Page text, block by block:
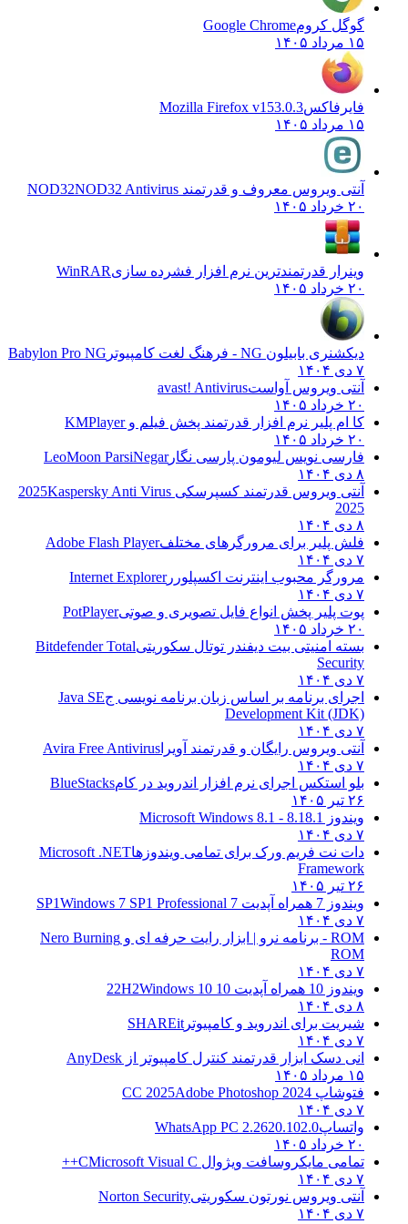
گوگل کروم Google Chrome
فایرفاکسMozilla Firefox v153.0.3
آنتی ویروس معروف و قدرتمند NOD32 NOD32 Antivirus
وینرار قدرتمندترین نرم افزار فشرده سازیWinRAR
دیکشنری بابیلون NG - فرهنگ لغت کامپیوتر
Babylon Pro NG
آنتی ویروس آواستavast! Antivirus
کا ام پلیر نرم افزار قدرتمند پخش فیلم وKMPlayer
فارسی نویس لیومون پارسی نگار LeoMoon ParsiNegar
آنتی ویروس قدرتمند کسپرسکی 2025Kaspersky Anti Virus
فلش پلیر برای مرورگرهای مختلفAdobe Flash Player
مرورگر محبوب اینترنت اکسپلوررInternet Explorer
پوت پلیر پخش انواع فایل تصویری و صوتیPotPlayer
بسته امنیتی بیت دیفندر توتال سکوریتیBitdefender Total
Security
اجرای برنامه بر اساس زبان برنامه نویسی جJava SE
Development Kit (JDK)
آنتی ویروس رایگان و قدرتمند آویراAvira Free Antivirus
بلو استکس اجرای نرم افزار اندروید در کامBlueStacks
ویندوز 8.18.1 - Microsoft Windows 8.1
دات نت فریم ورک برای تمامی ویندوزهاMicrosoft .NET
Framework
ویندوز 7 همراه آپدیت 7 SP1
Windows 7 SP1 Professional
ROM - برنامه نرو | ابزار رایت حرفه ای و
Nero Burning
ROM
ویندوز 10 همراه آپدیت 10 22H2
Windows 10
شیریت برای اندروید و کامپیوترSHAREit
انی دسک ابزار قدرتمند کنترل کامپیوتر ازAnyDesk
فتوشاپ CC 2025Adobe Photoshop 2024
واتساپWhatsApp PC 2.2620.102.0
تمامی مایکروسافت ویژوال CMicrosoft Visual C++
آنتی ویروس نورتون سکوریتیNorton Security